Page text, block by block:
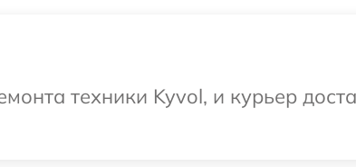
техники Kyvol, и курьер